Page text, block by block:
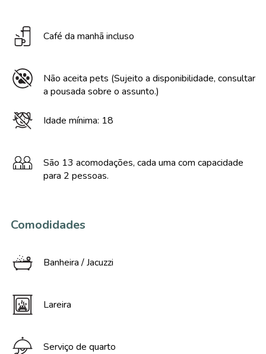
Café da manhã incluso
Não aceita pets (Sujeito a disponibilidade, consultar
a pousada sobre o assunto.)
Idade mínima: 18
São 13 acomodações, cada uma com capacidade
para 2 pessoas.
Comodidades
Banheira / Jacuzzi
Lareira
Serviço de quarto